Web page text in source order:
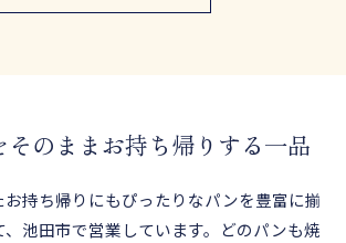
そのままお持ち帰りする一品
持ち帰りにもぴったりなパンを豊富に揃
、池田市で営業しています。どのパンも焼